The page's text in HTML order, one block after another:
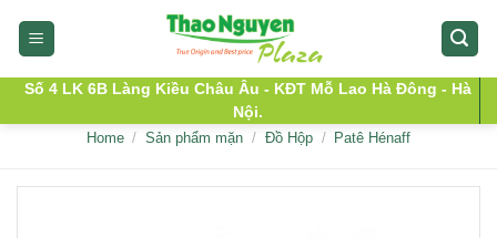
Số 4 LK 6B Làng Kiều Châu Âu - KĐT Mỗ Lao Hà Đông - Hà
Nội.
Home / Sản phẩm mặn / Đồ Hộp / Patê Hénaff